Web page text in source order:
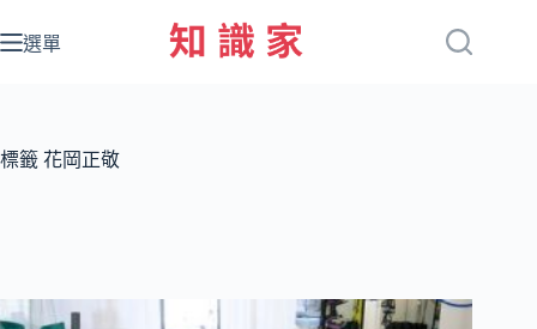
至
容
選單
標籤 花岡正敬